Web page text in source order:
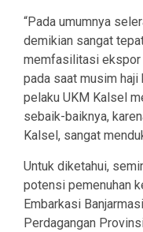
“Pada umumnya
demikian sangat
memfasilitasi ekspor
pada saat musim haji
pelaku UKM Kalsel
sebaik-baiknya,
Kalsel, sangat
Untuk diketahui,
potensi pemenuhan
Embarkasi
Perdagangan